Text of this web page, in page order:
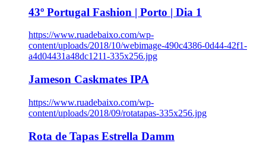
43º Portugal Fashion | Porto | Dia 1
https://www.ruadebaixo.com/wp-
content/uploads/2018/10/webimage-490c4386-0d44-42f1-
a4d04431a48dc1211-335x256.jpg
Jameson Caskmates IPA
https://www.ruadebaixo.com/wp-
content/uploads/2018/09/rotatapas-335x256.jpg
Rota de Tapas Estrella Damm